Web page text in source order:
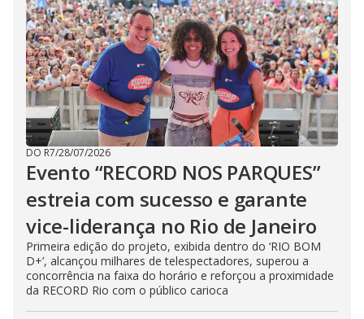
DO R7/28/07/2026
Evento “RECORD NOS PARQUES”
estreia com sucesso e garante
vice-liderança no Rio de Janeiro
Primeira edição do projeto, exibida dentro do ‘RIO BOM
D+’, alcançou milhares de telespectadores, superou a
concorrência na faixa do horário e reforçou a proximidade
da RECORD Rio com o público carioca